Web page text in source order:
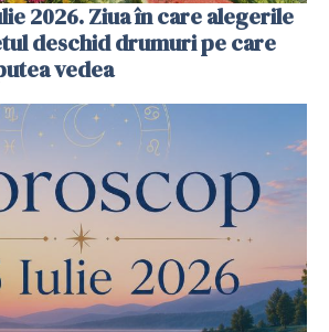
2026. Ziua în care alegerile
deschid drumuri pe care
vedea